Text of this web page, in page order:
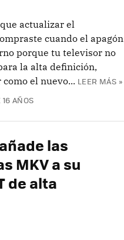
actualizar el
cuando el apagón
porque tu televisor no
la alta definición,
el nuevo... LEER MÁS »
16 AÑOS
las
MKV a su
de alta